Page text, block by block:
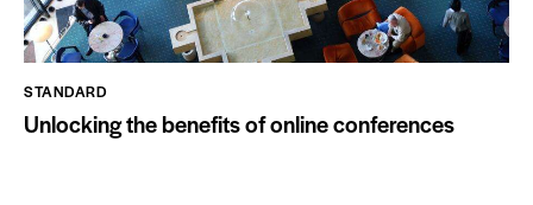
STANDARD
Unlocking the benefits of online conferences